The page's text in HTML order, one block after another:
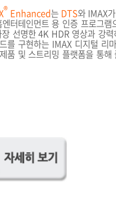
® Enhanced는 DTS와 IMAX
터테인먼트 용 인증 프로그램
선명한4K HDR 영상과 강
를 구현하는 IMAX 디지털 리
품 및 스트리밍 플랫폼을 통